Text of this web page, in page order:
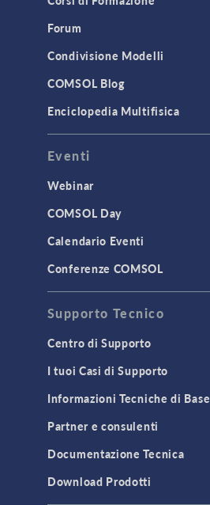
Forum
Condivisione Modelli
COMSOL Blog
Enciclopedia Multifisica
Eventi
Webinar
COMSOL Day
Calendario Eventi
Conferenze COMSOL
Supporto Tecnico
Centro di Supporto
I tuoi Casi di Supporto
Informazioni Tecniche di Base
Partner e consulenti
Documentazione Tecnica
Download Prodotti